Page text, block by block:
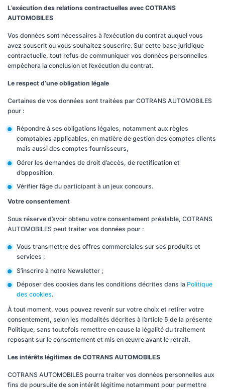
L’exécution des relations contractuelles avec COTRANS
AUTOMOBILES
Vos données sont nécessaires à l’exécution du contrat auquel vous
avez souscrit ou vous souhaitez souscrire. Sur cette base juridique
contractuelle, tout refus de communiquer vos données personnelles
empêchera la conclusion et l’exécution du contrat.
Le respect d’une obligation légale
Certaines de vos données sont traitées par COTRANS AUTOMOBILES
pour :
Répondre à ses obligations légales, notamment aux règles
comptables applicables, en matière de gestion des comptes clients
mais aussi des comptes fournisseurs,
Gérer les demandes de droit d’accès, de rectification et
d’opposition,
Vérifier l’âge du participant à un jeux concours.
Votre consentement
Sous réserve d’avoir obtenu votre consentement préalable, COTRANS
AUTOMOBILES peut traiter vos données pour :
Vous transmettre des offres commerciales sur ses produits et
services ;
S’inscrire à notre Newsletter ;
Déposer des cookies dans les conditions décrites dans la Politique
des cookies.
À tout moment, vous pouvez revenir sur votre choix et retirer votre
consentement, selon les modalités décrites à l’article 5 de la présente
Politique, sans toutefois remettre en cause la légalité du traitement
reposant sur le consentement et mis en œuvre avant le retrait.
Les intérêts légitimes de COTRANS AUTOMOBILES
COTRANS AUTOMOBILES pourra traiter vos données personnelles aux
fins de poursuite de son intérêt légitime notamment pour permettre